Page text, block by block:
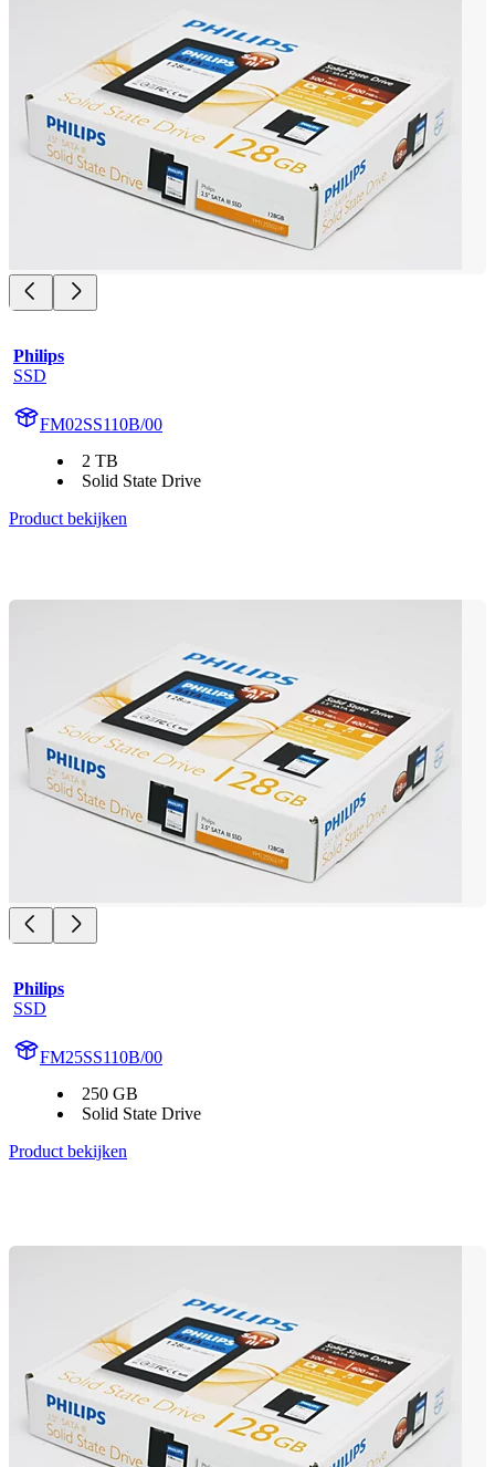
Philips
SSD
FM02SS110B/00
2 TB
Solid State Drive
Product bekijken
Philips
SSD
FM25SS110B/00
250 GB
Solid State Drive
Product bekijken